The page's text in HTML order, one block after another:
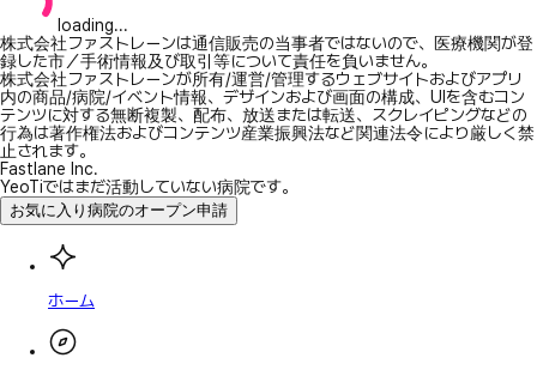
loading...
株式会社ファストレーンは通信販売の当事者ではないので、医療機関が登
録した市／手術情報及び取引等について責任を負いません。
株式会社ファストレーンが所有/運営/管理するウェブサイトおよびアプリ
内の商品/病院/イベント情報、デザインおよび画面の構成、UIを含むコン
テンツに対する無断複製、配布、放送または転送、スクレイピングなどの
行為は著作権法およびコンテンツ産業振興法など関連法令により厳しく禁
止されます。
Fastlane Inc.
YeoTiではまだ活動していない病院です。
お気に入り病院のオープン申請
ホーム